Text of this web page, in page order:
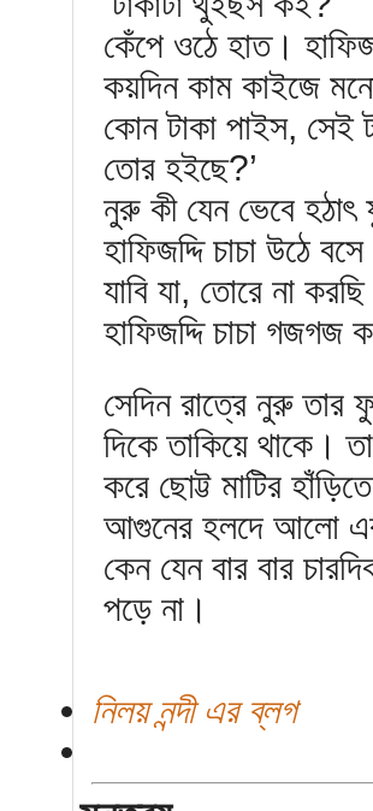
কেঁপে ওঠে হাত।
কয়দিন কাম কাইজে
কোন টাকা পাইস, সেই
তোর হইছে?’
নুরু কী যেন ভেবে হঠাৎ
হাফিজদ্দি চাচা উঠে
যাবি যা, তোরে না
হাফিজদ্দি চাচা গজগজ
সেদিন রাত্রে নুরু তার
দিকে তাকিয়ে থাকে।
করে ছোট্ট মাটির
আগুনের হলদে আলো
কেন যেন বার বার
পড়ে না।
নিলয় নন্দী এর ব্লগ